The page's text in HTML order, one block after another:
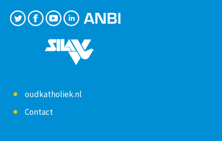
oudkatholiek.nl
Contact